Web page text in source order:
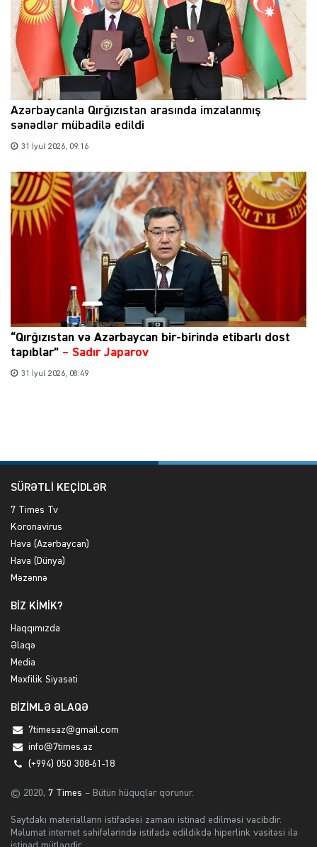
Azərbaycanla Qırğızıstan arasında imzalanmış
sənədlər mübadilə edildi
31 İyul 2026, 09:16
“Qırğızıstan və Azərbaycan bir-birində etibarlı dost
tapıblar” – Sadır Japarov
31 İyul 2026, 08:49
SÜRƏTLİ KEÇİDLƏR
7 Times Tv
Koronavirus
Hava (Azərbaycan)
Hava (Dünya)
Məzənnə
BİZ KİMİK?
Haqqımızda
Əlaqə
Media
Məxfilik Siyasəti
BİZİMLƏ ƏLAQƏ
7timesaz@gmail.com
info@7times.az
(+994) 050 308-61-18
© 2020, 7 Times – Bütün hüquqlar qorunur.
Saytdakı materialların istifadəsi zamanı istinad edilməsi vacibdir.
Məlumat internet səhifələrində istifadə edildikdə hiperlink vasitəsi ilə